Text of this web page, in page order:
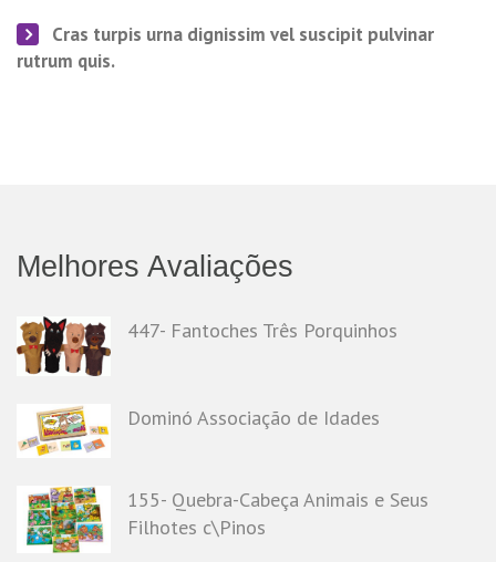
Cras turpis urna dignissim vel suscipit pulvinar
rutrum quis.
Melhores Avaliações
447- Fantoches Três Porquinhos
Dominó Associação de Idades
155- Quebra-Cabeça Animais e Seus
Filhotes c\Pinos